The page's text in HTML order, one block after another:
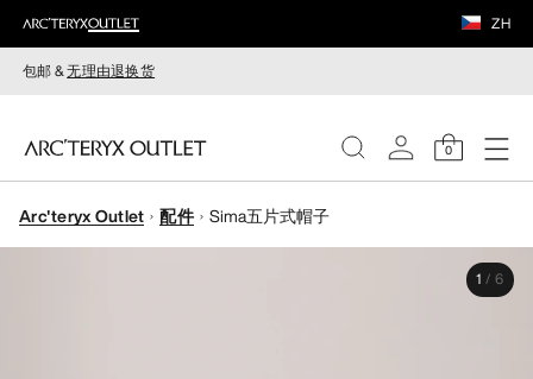
ZH
包邮 &无理由退换货
0
女装
Arc'teryx Outlet 配件 Sima五片式帽子
1 / 6